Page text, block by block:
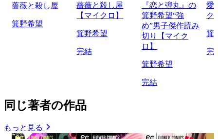
薔薇と殺し屋
箕野希望
薔薇と殺し屋
【マイクロ】
箕野希望
完結
『恋と弾丸』の
箕野希望“強
め”男子傑作読み
切り【マイク
ロ】
箕野希望
完結
愛
ク
箕
完
同じ著者の作品
もっと見る